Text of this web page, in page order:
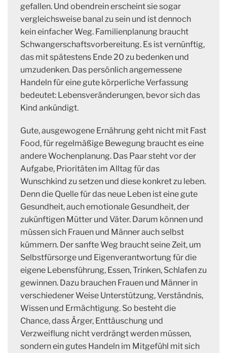
gefallen. Und obendrein erscheint sie sogar
vergleichsweise banal zu sein und ist dennoch
kein einfacher Weg. Familienplanung braucht
Schwangerschaftsvorbereitung. Es ist vernünftig,
das mit spätestens Ende 20 zu bedenken und
umzudenken. Das persönlich angemessene
Handeln für eine gute körperliche Verfassung
bedeutet: Lebensveränderungen, bevor sich das
Kind ankündigt.
Gute, ausgewogene Ernährung geht nicht mit Fast
Food, für regelmäßige Bewegung braucht es eine
andere Wochenplanung. Das Paar steht vor der
Aufgabe, Prioritäten im Alltag für das
Wunschkind zu setzen und diese konkret zu leben.
Denn die Quelle für das neue Leben ist eine gute
Gesundheit, auch emotionale Gesundheit, der
zukünftigen Mütter und Väter. Darum können und
müssen sich Frauen und Männer auch selbst
kümmern. Der sanfte Weg braucht seine Zeit, um
Selbstfürsorge und Eigenverantwortung für die
eigene Lebensführung, Essen, Trinken, Schlafen zu
gewinnen. Dazu brauchen Frauen und Männer in
verschiedener Weise Unterstützung, Verständnis,
Wissen und Ermächtigung. So besteht die
Chance, dass Ärger, Enttäuschung und
Verzweiflung nicht verdrängt werden müssen,
sondern ein gutes Handeln im Mitgefühl mit sich